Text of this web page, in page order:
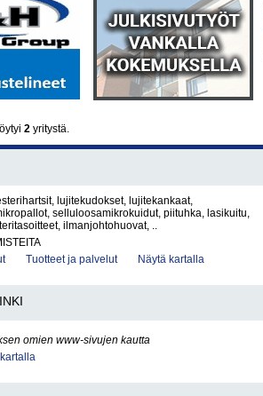
2 yritystä.
lujitekudokset, lujitekankaat,
selluloosamikrokuidut, piituhka, lasikuitu,
ilmanjohtohuovat, ..
Tuotteet ja palvelut Näytä kartalla
omien www-sivujen kautta